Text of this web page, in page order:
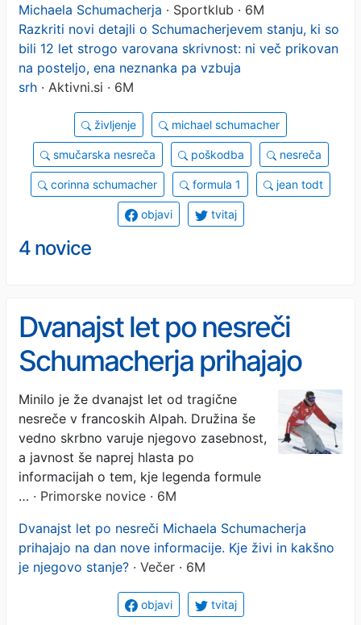
Michaela Schumacherja · Sportklub · 6M
Razkriti novi detajli o Schumacherjevem stanju, ki so
bili 12 let strogo varovana skrivnost: ni več prikovan
na posteljo, ena neznanka pa vzbuja
srh · Aktivni.si · 6M
življenje michael schumacher
smučarska nesreča poškodba nesreča
corinna schumacher formula 1 jean todt
objavi tvitaj
4 novice
Dvanajst let po nesreči
Schumacherja prihajajo
nove informacije
Minilo je že dvanajst let od tragične
nesreče v francoskih Alpah. Družina še
vedno skrbno varuje njegovo zasebnost,
a javnost še naprej hlasta po
informacijah o tem, kje legenda formule
… · Primorske novice · 6M
Dvanajst let po nesreči Michaela Schumacherja
prihajajo na dan nove informacije. Kje živi in kakšno
je njegovo stanje? · Večer · 6M
objavi tvitaj